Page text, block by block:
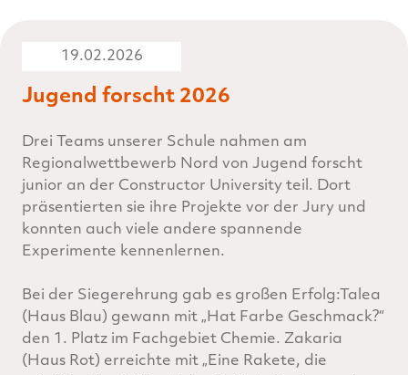
19.02.2026
Jugend forscht 2026
Drei Teams unserer Schule nahmen am
Regionalwettbewerb Nord von Jugend forscht
junior an der Constructor University teil. Dort
präsentierten sie ihre Projekte vor der Jury und
konnten auch viele andere spannende
Experimente kennenlernen.
Bei der Siegerehrung gab es großen Erfolg:Talea
(Haus Blau) gewann mit „Hat Farbe Geschmack?“
den 1. Platz im Fachgebiet Chemie. Zakaria
(Haus Rot) erreichte mit „Eine Rakete, die